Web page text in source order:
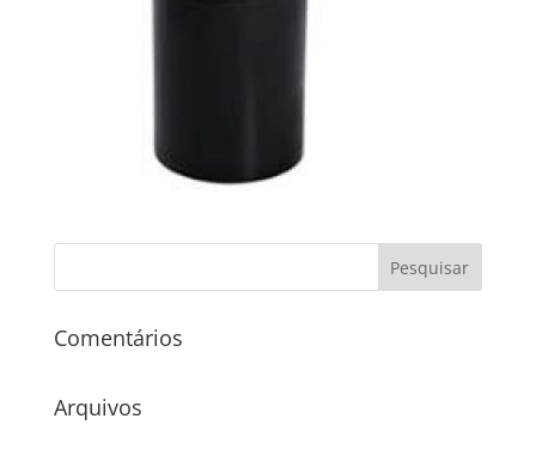
Comentários
Arquivos